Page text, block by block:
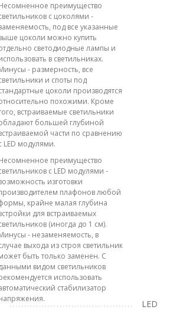
преимущество
с цоколями -
под все указанные
цоколи можно купить
светодиодные лампы и
в светильниках.
- размерность, все
и споты под
цоколи производятся
похожими. Кроме
встраиваемые светильники
большей глубиной
части по сравнению
LED модулями.
преимущество
с LED модулями -
изготовки
плафонов любой
крайне малая глубина
для встраиваемых
(иногда до 1 см).
- незаменяемость, в
выхода из строя светильник
быть только заменен. С
видом светильников
использовать
стабилизатор
LED